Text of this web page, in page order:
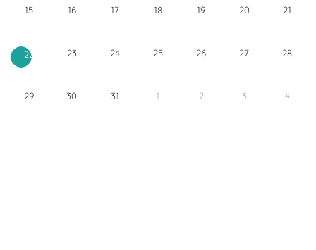
15 16 17 18 19 20 21
22 23 24 25 26 27 28
29 30 31 1 2 3 4